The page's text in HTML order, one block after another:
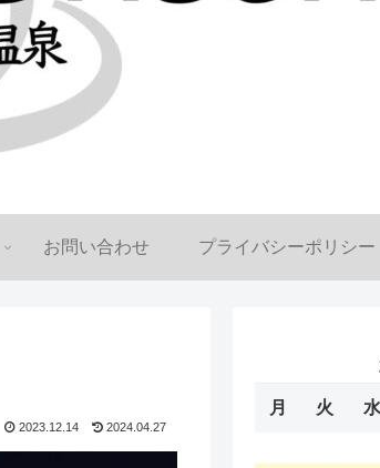
お問い合わせ プライバシーポリシー
2023.12.14 2024.04.27
月 火 水